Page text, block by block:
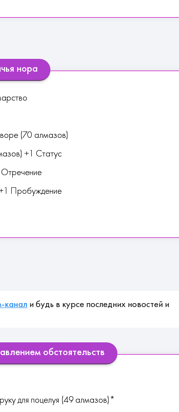
нора
(70 алмазов)
+1 Статус
Отречение
+1 Пробуждение
канал и будь в курсе последних новостей и
обстоятельств
для поцелуя (49 алмазов)*